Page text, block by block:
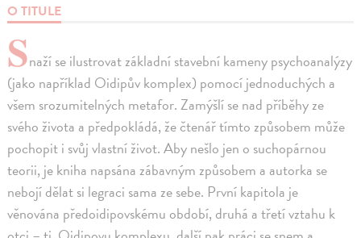
O TITULE
Snaží se ilustrovat základní stavební kameny psychoanalýzy
(jako například Oidipův komplex) pomocí jednoduchých a
všem srozumitelných metafor. Zamýšlí se nad příběhy ze
svého života a předpokládá, že čtenář tímto způsobem může
pochopit i svůj vlastní život. Aby nešlo jen o suchopárnou
teorii, je kniha napsána zábavným způsobem a autorka se
nebojí dělat si legraci sama ze sebe. První kapitola je
věnována předoidipovskému období, druhá a třetí vztahu k